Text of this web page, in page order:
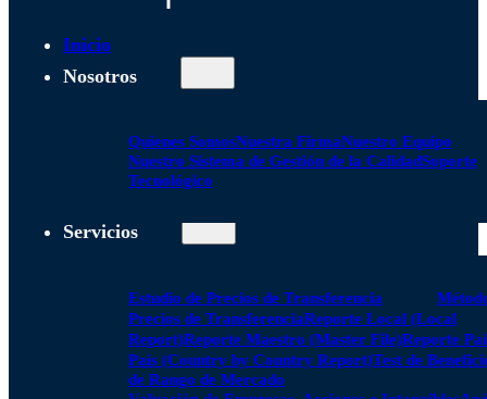
Inicio
Nosotros
Quienes SomosNuestra FirmaNuestro Equipo
Nuestro Sistema de Gestión de la CalidadSoporte
Tecnológico
Servicios
Estudio de Precios de Transferencia
Precios de TransferenciaReporte Local (Local
Report)Reporte Maestro (Master File)Reporte
País (Country by Country Report)Test de
de Rango de Mercado